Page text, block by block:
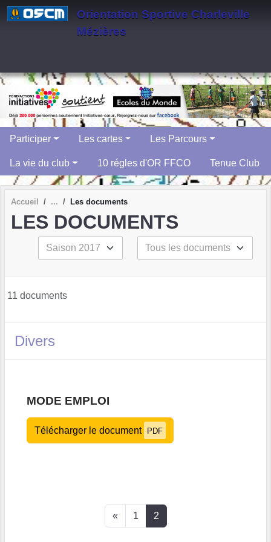
Orientation Sportive Charleville
Mézières
Participer Les cartes Les Parcours
La vie du club 10 régles d'OR FFCO Tenue Club
Accueil Les documents
LES DOCUMENTS
11 documents
Divers
MODE EMPLOI
Télécharger le document PDF
« 1 2
Panneau de gestion des cookies